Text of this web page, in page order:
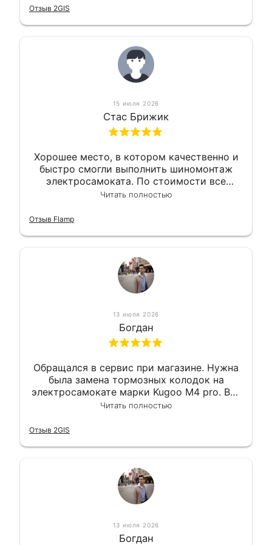
Отзыв 2GIS
15 июля 2026
Стас Брижик
Хорошее место, в котором качественно и
быстро смогли выполнить шиномонтаж
электросамоката. По стоимости все
вышло вообще приемлемо хочу сказать.
Читать полностью
Отзыв Flamp
13 июля 2026
Богдан
Обращался в сервис при магазине. Нужна
была замена тормозных колодок на
электросамокате марки Kugoo M4 pro. Всё
сделали в лучшем виде и в максимально
гарантии, поэтому и обратился в этот
Читать полностью
Отзыв 2GIS
13 июля 2026
Богдан